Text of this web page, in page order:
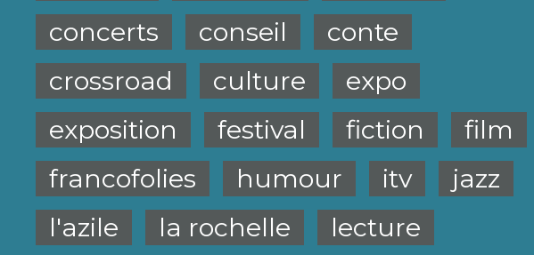
concerts
conseil
conte
crossroad
culture
expo
exposition
festival fiction
film
francofolies
humour itv
jazz
l'azile
la rochelle
lecture